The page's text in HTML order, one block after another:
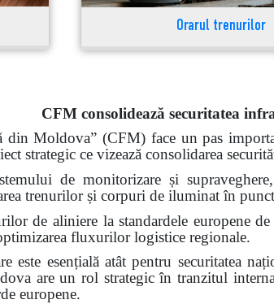
Orarul trenurilor
CFM consolidează securitatea
din Moldova” (CFM) face un pas
strategic ce vizează consolidarea
de monitorizare și
trenurilor și corpuri de iluminat în
de aliniere la standardele europene
fluxurilor logistice regionale.
este esențială atât pentru securitatea
are un rol strategic în tranzitul
europene.